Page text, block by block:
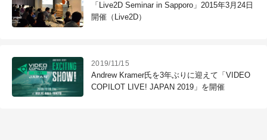
「Live2D Seminar in Sapporo」2015年3月24日
開催（Live2D）
2019/11/15
Andrew Kramer氏を3年ぶりに迎えて「VIDEO
COPILOT LIVE! JAPAN 2019」を開催